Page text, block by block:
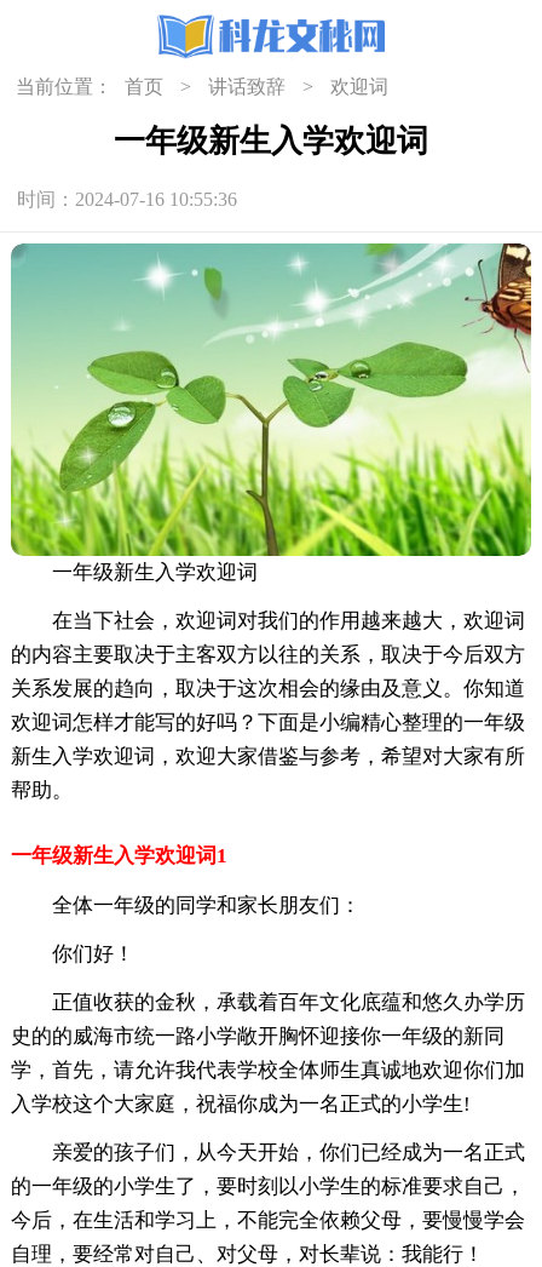
当前位置： 首页 > 讲话致辞 > 欢迎词
一年级新生入学欢迎词
时间：2024-07-16 10:55:36
一年级新生入学欢迎词
在当下社会，欢迎词对我们的作用越来越大，欢迎词
的内容主要取决于主客双方以往的关系，取决于今后双方
关系发展的趋向，取决于这次相会的缘由及意义。你知道
欢迎词怎样才能写的好吗？下面是小编精心整理的一年级
新生入学欢迎词，欢迎大家借鉴与参考，希望对大家有所
帮助。
一年级新生入学欢迎词1
全体一年级的同学和家长朋友们：
你们好！
正值收获的金秋，承载着百年文化底蕴和悠久办学历
史的的威海市统一路小学敞开胸怀迎接你一年级的新同
学，首先，请允许我代表学校全体师生真诚地欢迎你们加
入学校这个大家庭，祝福你成为一名正式的小学生!
亲爱的孩子们，从今天开始，你们已经成为一名正式
的一年级的小学生了，要时刻以小学生的标准要求自己，
今后，在生活和学习上，不能完全依赖父母，要慢慢学会
自理，要经常对自己、对父母，对长辈说：我能行！